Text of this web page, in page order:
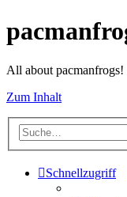
All about
Zum Inhalt
Schnellzugriff